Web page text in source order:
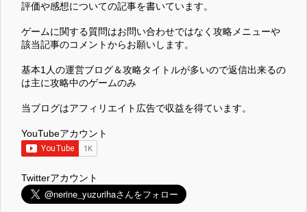
評価や感想についての記事を書いています。
ゲームに関する質問はお問い合わせではなく攻略メニューや
該当記事のコメントからお願いします。
基本1人の運営ブログ＆攻略タイトルが多いので返信出来るの
は主に攻略中のゲームのみ
当ブログはアフィリエイト広告で収益を得ています。
YouTubeアカウント
Twitterアカウント